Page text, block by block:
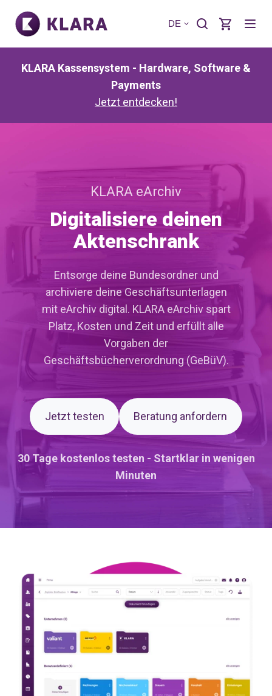
DE
KLARA Kassensystem - Hardware, Software &
Payments
Jetzt entdecken!
KLARA eArchiv
Digitalisiere deinen
Aktenschrank
Entsorge deine Bundesordner und
archiviere deine Geschäftsunterlagen
mit eArchiv digital. KLARA eArchiv spart
Platz, Kosten und Zeit und erfüllt alle
Vorgaben der
Geschäftsbücherverordnung (GeBüV).
Jetzt testen Beratung anfordern
30 Tage kostenlos testen - Startklar in wenigen
Minuten